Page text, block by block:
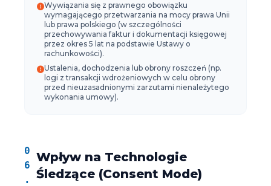
Wywiązania się z prawnego obowiązku
wymagającego przetwarzania na mocy prawa Unii
lub prawa polskiego (w szczególności
przechowywania faktur i dokumentacji księgowej
przez okres 5 lat na podstawie Ustawy o
rachunkowości).
Ustalenia, dochodzenia lub obrony roszczeń (np.
logi z transakcji wdrożeniowych w celu obrony
przed nieuzasadnionymi zarzutami nienależytego
wykonania umowy).
0
6
.
Wpływ na Technologie
Śledzące (Consent Mode)